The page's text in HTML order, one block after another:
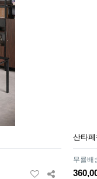
산타
무룔배